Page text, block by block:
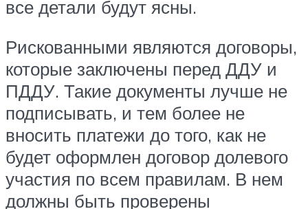
все детали будут ясны.
Рискованными являются договоры,
которые заключены перед ДДУ и
ПДДУ. Такие документы лучше не
подписывать, и тем более не
вносить платежи до того, как не
будет оформлен договор долевого
участия по всем правилам. В нем
должны быть проверены